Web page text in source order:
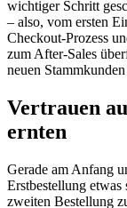
wichtiger Schritt
– also, vom ersten
Checkout-Prozess
zum After-Sales
neuen
Vertrauen
ernten
Gerade am Anfang
Erstbestellung
zweiten Bestellung